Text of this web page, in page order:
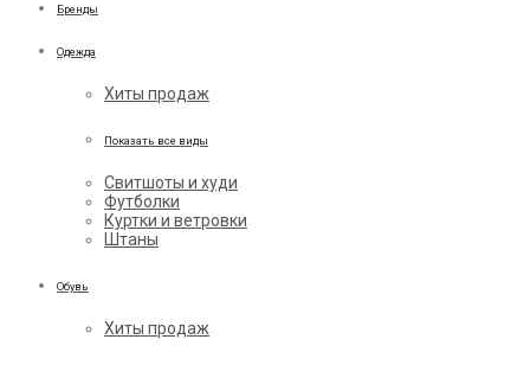
Бренды
Одежда
Хиты продаж
Показать все виды
Свитшоты и худи
Футболки
Куртки и ветровки
Штаны
Обувь
Хиты продаж